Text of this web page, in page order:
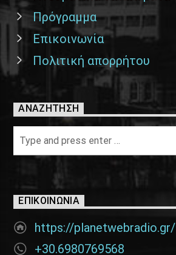
Πρόγραμμα
Επικοινωνία
Πολιτική απορρήτου
ΑΝΑΖΉΤΗΣΗ
ΕΠΙΚΟΙΝΩΝΊΑ
https://planetwebradio.gr/
+30.6980769568